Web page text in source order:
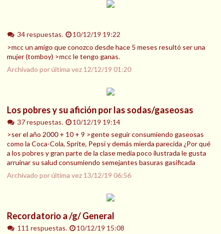
34 respuestas.
10/12/19 19:22
>mcc un amigo que conozco desde hace 5 meses resultó ser una
mujer (tomboy) >mcc le tengo ganas.
Archivado por última vez 12/12/19 01:20
Los pobres y su afición por las sodas/gaseosas
37 respuestas.
10/12/19 19:14
>ser el año 2000 + 10 + 9 >gente seguir consumiendo gaseosas
como la Coca-Cola, Sprite, Pepsi y demás mierda parecida ¿Por qué
a los pobres y gran parte de la clase media poco ilustrada le gusta
arruinar su salud consumiendo semejantes basuras gasificada
Archivado por última vez 13/12/19 06:56
Recordatorio a /g/ General
111 respuestas.
10/12/19 15:08